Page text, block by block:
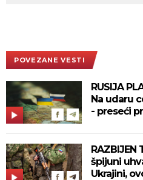
POVEZANE VESTI
RUSIJA
Na udaru
- preseći
RAZBIJEN
špijuni
Ukrajini,